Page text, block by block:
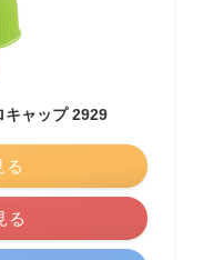
キャップ 2929
る
る